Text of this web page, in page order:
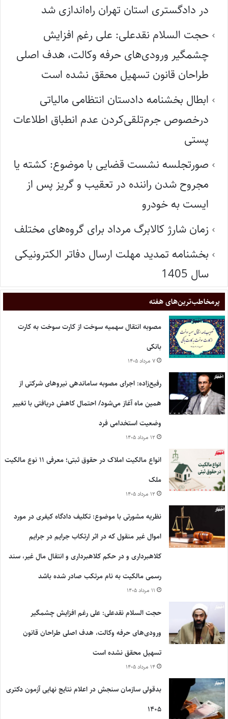
در دادگستری استان تهران راه‌اندازی شد
حجت السلام نقدعلی: علی رغم افزایش
چشمگیر ورودی‌های حرفه وکالت، هدف اصلی
طراحان قانون تسهیل محقق نشده است
ابطال بخشنامه دادستان انتظامی مالیاتی
درخصوص جرم‌تلقی‌کردن عدم انطباق اطلاعات
پستی
صورتجلسه نشست قضایی با موضوع: کشته یا
مجروح شدن راننده در تعقیب و گریز پس از
ایست به خودرو
زمان شارژ کالابرگ مرداد برای گروه‌های مختلف
بخشنامه تمدید مهلت ارسال دفاتر الکترونیکی
سال 1405
پر‌مخاطب‌ترین‌های هفته
مصوبه انتقال سهمیه سوخت از کارت سوخت به کارت
بانکی
۷ مرداد ۱۴۰۵
رفیع‌زاده: اجرای مصوبه ساماندهی نیروهای شرکتی از
همین ماه آغاز می‌شود/ احتمال کاهش دریافتی با تغییر
وضعیت استخدامی فرد
۱۲ مرداد ۱۴۰۵
انواع مالکیت املاک در حقوق ثبتی؛ معرفی ۱۱ نوع مالکیت
ملک
۱۲ مرداد ۱۴۰۵
نظریه مشورتی با موضوع: تکلیف دادگاه کیفری در مورد
اموال غیر منقول که در اثر ارتکاب جرایم در جرایم
کلاهبرداری و در حکم کلاهبرداری و انتقال مال غیر، سند
رسمی مالکیت به نام مرتکب صادر شده باشد
۱۱ مرداد ۱۴۰۵
حجت السلام نقدعلی: علی رغم افزایش چشمگیر
ورودی‌های حرفه وکالت، هدف اصلی طراحان قانون
تسهیل محقق نشده است
۱۴ مرداد ۱۴۰۵
بدقولی سازمان سنجش در اعلام نتایج نهایی آزمون دکتری
۱۴۰۵